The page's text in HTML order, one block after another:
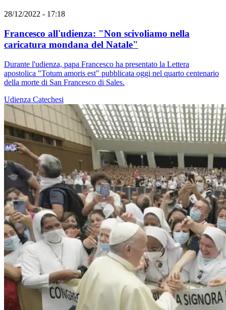
28/12/2022 - 17:18
Francesco all'udienza: "Non scivoliamo nella
caricatura mondana del Natale"
Durante l'udienza, papa Francesco ha presentato la Lettera
apostolica "Totum amoris est" pubblicata oggi nel quarto centenario
della morte di San Francesco di Sales.
Udienza Catechesi